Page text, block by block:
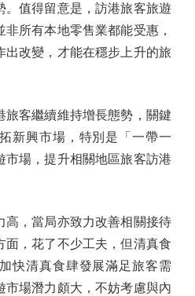
。值得留意是，訪港旅客旅遊
所有本地零售業都能受惠，
出改變，才能在穩步上升的旅
客繼續維持增長態勢，關鍵
新興市場，特別是「一帶一
市場，提升相關地區旅客訪港
，當局亦致力改善相關接待
面，花了不少工夫，但清真食
快清真食肆發展滿足旅客需
市場潛力頗大，不妨考慮與內